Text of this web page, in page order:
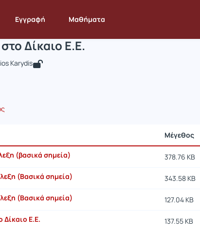
Εγγραφή Μαθήματα
Εισαγωγή στο Δίκαιο Ε.Ε. Έγγραφα
στο Δίκαιο Ε.Ε.
Δίκαιο Ε.Ε.
Karydis
Μέγεθος
(βασικά σημεία) 378.76 KB
(Βασικά σημεία) 343.58 KB
(Βασικά σημεία) 127.04 KB
Δίκαιο Ε.Ε. 137.55 KB